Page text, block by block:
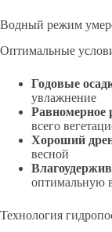
Водный режим
Оптимальные
Годовые
увлажнение
Равномерное
всего
Хороший
весной
оптимальную
Технология